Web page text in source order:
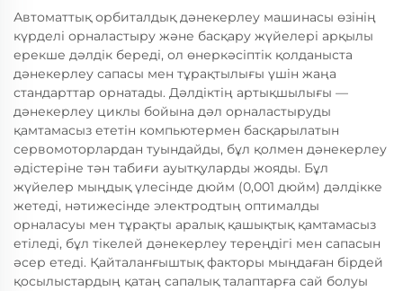
Автоматтық орбиталдық дәнекерлеу машинасы өзінің
күрделі орналастыру және басқару жүйелері арқылы
ерекше дәлдік береді, ол өнеркәсіптік қолданыста
дәнекерлеу сапасы мен тұрақтылығы үшін жаңа
стандарттар орнатады. Дәлдіктің артықшылығы —
дәнекерлеу циклы бойына дәл орналастыруды
қамтамасыз ететін компьютермен басқарылатын
сервомоторлардан туындайды, бұл қолмен дәнекерлеу
әдістеріне тән табиғи ауытқуларды жояды. Бұл
жүйелер мыңдық үлесінде дюйм (0,001 дюйм) дәлдікке
жетеді, нәтижесінде электродтың оптималды
орналасуы мен тұрақты аралық қашықтық қамтамасыз
етіледі, бұл тікелей дәнекерлеу тереңдігі мен сапасын
әсер етеді. Қайталанғыштық факторы мыңдаған бірдей
қосылыстардың қатаң сапалық талаптарға сай болуы